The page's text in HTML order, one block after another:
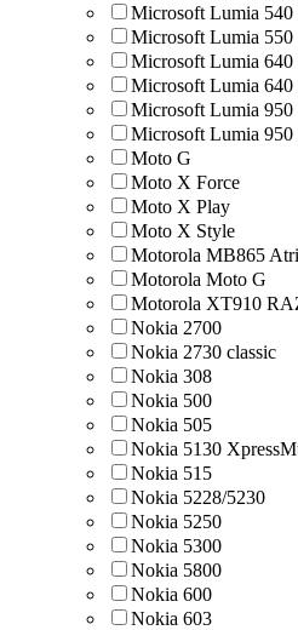
Microsoft Lumia
Microsoft Lumia 550
Microsoft Lumia
Microsoft Lumia
Microsoft Lumia 950
Microsoft Lumia
Moto G
Moto X Force
Moto X Play
Moto X Style
Motorola MB865
Motorola Moto G
Motorola XT910
Nokia 2700
Nokia 2730 classic
Nokia 308
Nokia 500
Nokia 505
Nokia 5130
Nokia 515
Nokia 5228/5230
Nokia 5250
Nokia 5300
Nokia 5800
Nokia 600
Nokia 603